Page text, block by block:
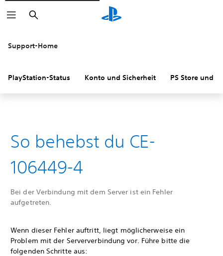
Suchen
Support-Home
PlayStation-Status Konto und Sicherheit PS Store und
So behebst du CE-
106449-4
Bei der Verbindung mit dem Server ist ein Fehler
aufgetreten.
Wenn dieser Fehler auftritt, liegt möglicherweise ein
Problem mit der Serververbindung vor. Führe bitte die
folgenden Schritte aus: